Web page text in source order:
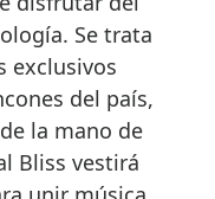
Se trata
exclusivos
del país,
la mano de
Bliss vestirá